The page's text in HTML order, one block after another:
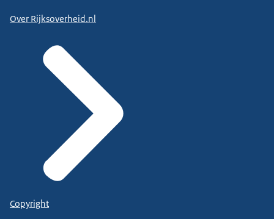
Over Rijksoverheid.nl
Copyright